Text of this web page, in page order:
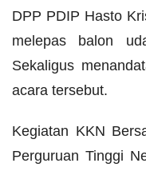
DPP PDIP Hasto
melepas balon
Sekaligus
acara tersebut.
Kegiatan KKN
Perguruan Tinggi